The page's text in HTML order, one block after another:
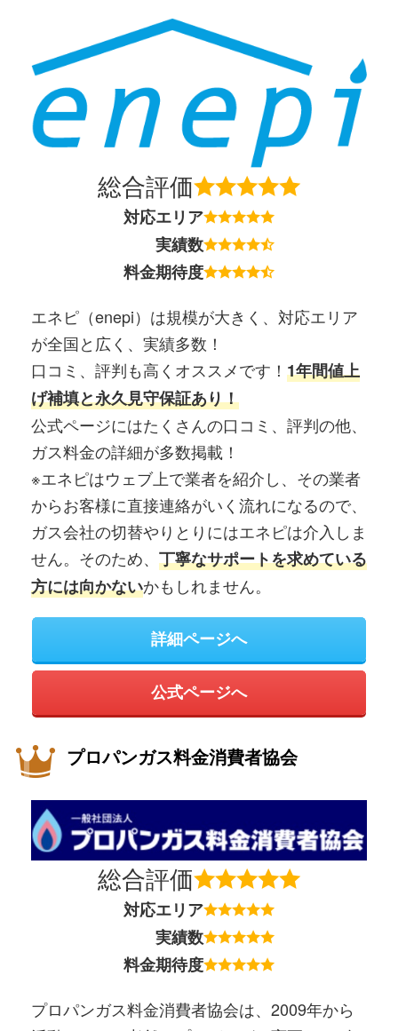
総合評価
対応エリア
実績数
料金期待度
エネピ（enepi）は規模が大きく、対応エリア
が全国と広く、実績多数！
口コミ、評判も高くオススメです！ 1年間値上
げ補填と永久見守保証あり！
公式ページにはたくさんの口コミ、評判の他、
ガス料金の詳細が多数掲載！
※エネピはウェブ上で業者を紹介し、その業者
からお客様に直接連絡がいく流れになるので、
ガス会社の切替やりとりにはエネピは介入しま
せん。そのため、 丁寧なサポートを求めている
方には向かないかもしれません。
詳細ページへ
公式ページへ
プロパンガス料金消費者協会
総合評価
対応エリア
実績数
料金期待度
プロパンガス料金消費者協会は、2009年から